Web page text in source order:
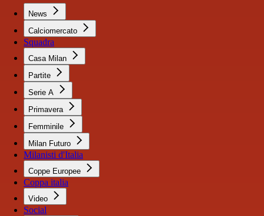
News
Calciomercato
Squadra
Casa Milan
Partite
Serie A
Primavera
Femminile
Milan Futuro
Milanisti d'Italia
Coppe Europee
Coppa italia
Video
Social